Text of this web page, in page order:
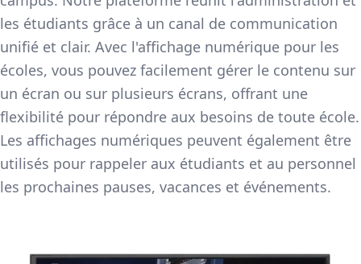
les étudiants grâce à un canal de communication
unifié et clair. Avec l'affichage numérique pour les
écoles, vous pouvez facilement gérer le contenu sur
un écran ou sur plusieurs écrans, offrant une
flexibilité pour répondre aux besoins de toute école.
Les affichages numériques peuvent également être
utilisés pour rappeler aux étudiants et au personnel
les prochaines pauses, vacances et événements.